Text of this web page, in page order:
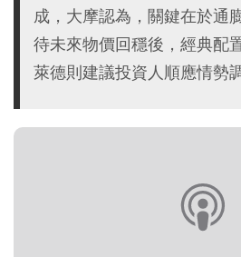
成，大摩認為，關鍵在於通
待未來物價回穩後，經典配
萊德則建議投資人順應情勢